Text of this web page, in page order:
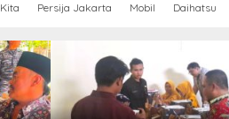
Persija Jakarta Mobil Daihatsu